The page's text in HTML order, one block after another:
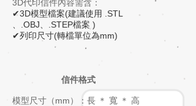
3D代印信件內容需含：
✔3D模型檔案(建議使用 .STL
、.OBJ、.STEP檔案 )
✔列印尺寸(轉檔單位為mm)
信件格式
模型尺寸（mm）：​長 ＊ 寬 ＊ 高